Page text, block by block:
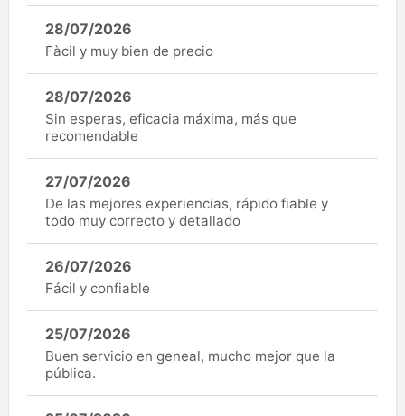
28/07/2026
Fàcil y muy bien de precio
28/07/2026
Sin esperas, eficacia máxima, más que
recomendable
27/07/2026
De las mejores experiencias, rápido fiable y
todo muy correcto y detallado
26/07/2026
Fácil y confiable
25/07/2026
Buen servicio en geneal, mucho mejor que la
pública.